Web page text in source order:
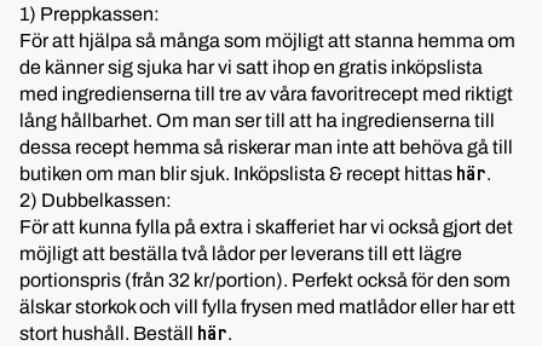
1) Preppkassen:
För att hjälpa så många som möjligt att stanna hemma om
de känner sig sjuka har vi satt ihop en gratis inköpslista
med ingredienserna till tre av våra favoritrecept med riktigt
lång hållbarhet. Om man ser till att ha ingredienserna till
dessa recept hemma så riskerar man inte att behöva gå till
butiken om man blir sjuk. Inköpslista & recept hittas här.
2) Dubbelkassen:
För att kunna fylla på extra i skafferiet har vi också gjort det
möjligt att beställa två lådor per leverans till ett lägre
portionspris (från 32 kr/portion). Perfekt också för den som
älskar storkok och vill fylla frysen med matlådor eller har ett
stort hushåll. Beställ här.